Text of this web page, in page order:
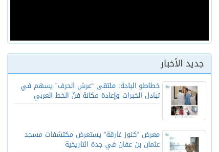
جديد الأخبار
خطاطو الباحة: ملتقى “عرش الحرف” يسهم في
تبادل الخبرات وإعادة مكانة فنّ الخط العربي
معرض “كنوز غارقة” يستعرض مكتشفات مسجد
عثمان بن عفان في جدة التاريخية